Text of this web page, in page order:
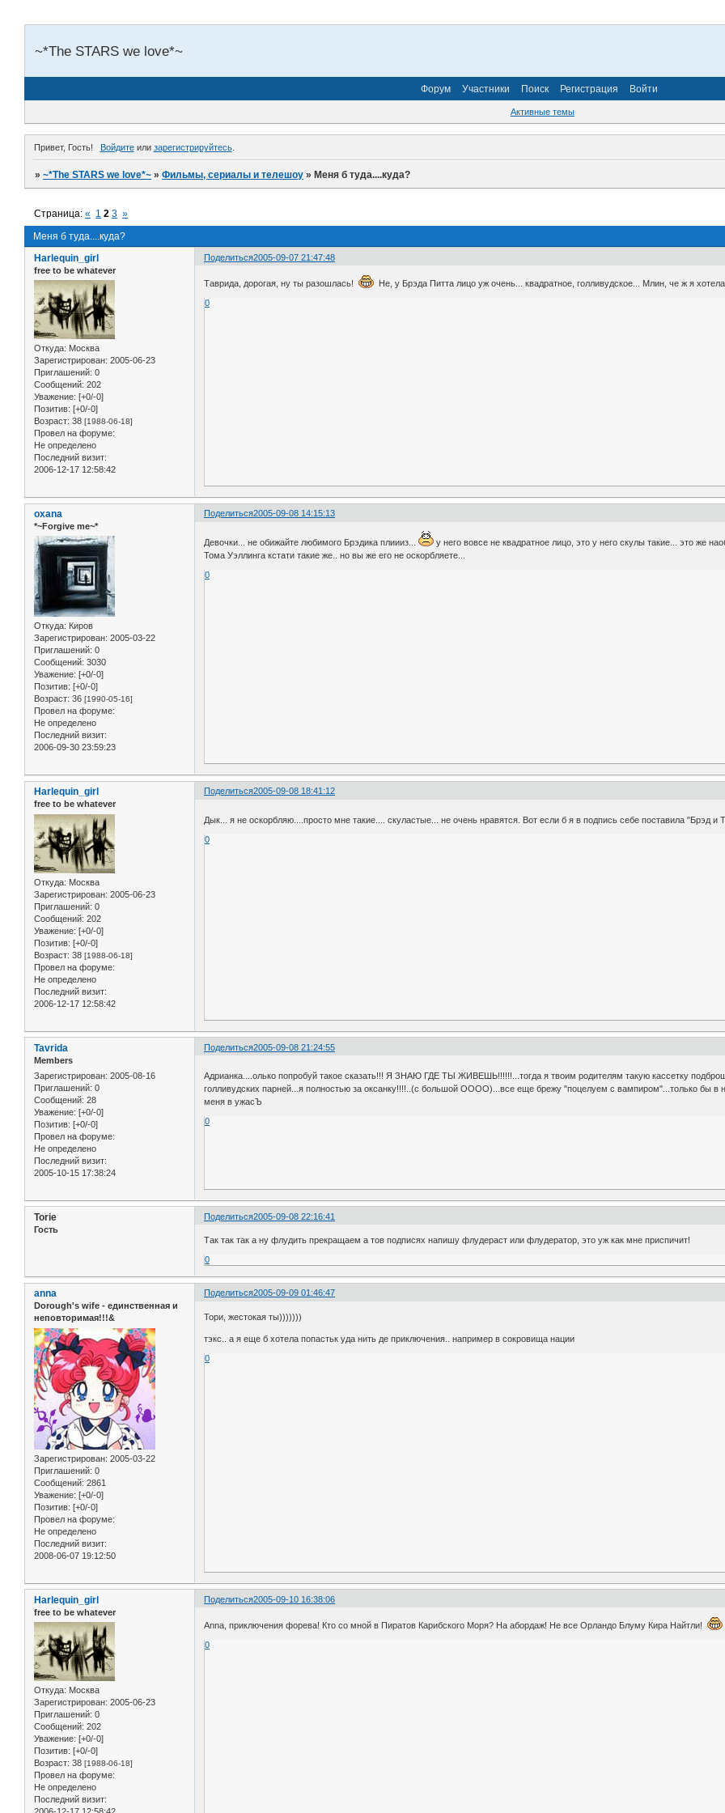
~*The STARS we love*~
Форум Участники Поиск Регистрация Войти
Активные темы
Привет, Гость! Войдитеили зарегистрируйтесь.
»~*The STARS we love*~ »Фильмы, сериалы и телешоу »Меня б туда....куда?
Меня б туда....куда?
Страница:« 1 2 3 »
Поделиться2005-09-07 21:47:48
Harlequin_girl
free to be whatever
Откуда: Москва
Зарегистрирован: 2005-06-23
Приглашений: 0
Сообщений: 202
Уважение: [+0/-0]
Позитив: [+0/-0]
Возраст: 38 [1988-06-18]
Провел на форуме:
Не определено
Последний визит:
2006-12-17 12:58:42
Таврида, дорогая, ну ты разошлась!
Не, у Брэда Питта лицо уж очень... квадратное, голливудское... Млин, че ж я
0
Поделиться2005-09-08 14:15:13
oxana
*~Forgive me~*
Откуда: Киров
Зарегистрирован: 2005-03-22
Приглашений: 0
Сообщений: 3030
Уважение: [+0/-0]
Позитив: [+0/-0]
Возраст: 36 [1990-05-16]
Провел на форуме:
Не определено
Последний визит:
2006-09-30 23:59:23
Девочки... не обижайте любимого Брэдика плиииз... у него вовсе не квадратное лицо, это у него скулы такие... это же
Тома Уэллинга кстати такие же.. но вы же его не оскорбляете...
0
Поделиться2005-09-08 18:41:12
Harlequin_girl
free to be whatever
Откуда: Москва
Зарегистрирован: 2005-06-23
Приглашений: 0
Сообщений: 202
Уважение: [+0/-0]
Позитив: [+0/-0]
Возраст: 38 [1988-06-18]
Провел на форуме:
Не определено
Последний визит:
2006-12-17 12:58:42
Дык... я не оскорбляю....просто мне такие.... скуластые... не очень нравятся. Вот если б я в подпись себе поставила "Брэд
0
Поделиться2005-09-08 21:24:55
Tavrida
Members
Зарегистрирован: 2005-08-16
Приглашений: 0
Сообщений: 28
Уважение: [+0/-0]
Позитив: [+0/-0]
Провел на форуме:
Не определено
Последний визит:
2005-10-15 17:38:24
Адрианка....олько попробуй такое сказать!!! Я ЗНАЮ ГДЕ ТЫ ЖИВЕШЬ!!!!!!...тогда я твоим родителям такую кассетку
голливудских парней...я полностью за оксанку!!!!..(с большой ОООО)...все еще брежу "поцелуем с вампиром"...только бы в
меня в ужасЪ
0
Поделиться2005-09-08 22:16:41
Torie
Гость
Так так так а ну флудить прекращаем а тов подписях напишу флудераст или флудератор, это уж как мне приспичит!
0
Поделиться2005-09-09 01:46:47
anna
Dorough's wife - единственная и
неповторимая!!!&
Зарегистрирован: 2005-03-22
Приглашений: 0
Сообщений: 2861
Уважение: [+0/-0]
Позитив: [+0/-0]
Провел на форуме:
Не определено
Последний визит:
2008-06-07 19:12:50
Тори, жестокая ты)))))))
тэкс.. а я еще б хотела попастьк уда нить де приключения.. например в сокровища нации
0
Поделиться2005-09-10 16:38:06
Harlequin_girl
free to be whatever
Откуда: Москва
Зарегистрирован: 2005-06-23
Приглашений: 0
Сообщений: 202
Уважение: [+0/-0]
Позитив: [+0/-0]
Возраст: 38 [1988-06-18]
Провел на форуме:
Не определено
Последний визит:
Anna, приключения форева! Кто со мной в Пиратов Карибского Моря? На абордаж! Не все Орландо Блуму Кира Найтли!
0